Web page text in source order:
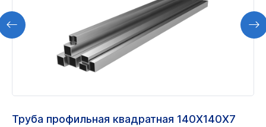
Труба профильная квадратная 140Х140Х7